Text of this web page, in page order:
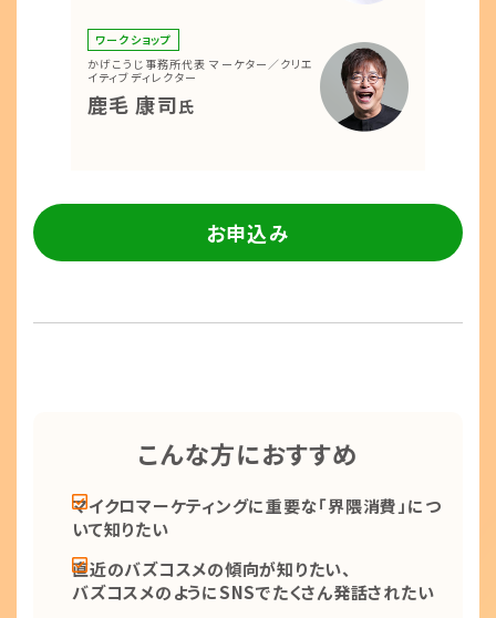
ワークショップ
かげこうじ事務所代表 マーケター／クリエ
イティブディレクター
鹿毛 康司 氏
お申込み
こんな方におすすめ
マイクロマーケティングに重要な「界隈消費」につ
いて知りたい
直近のバズコスメの傾向が知りたい、
バズコスメのようにSNSでたくさん発話されたい